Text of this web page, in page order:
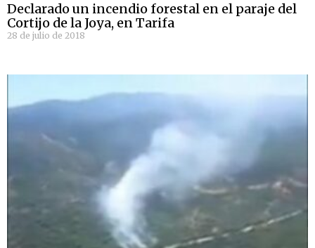
Declarado un incendio forestal en el paraje del
Cortijo de la Joya, en Tarifa
28 de julio de 2018